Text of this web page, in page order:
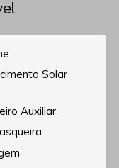
Solar
Auxiliar